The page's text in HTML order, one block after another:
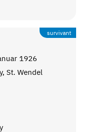
survivant
1926
St. Wendel